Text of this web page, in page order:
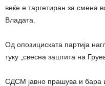
веќе е таргетиран за смена
Владата.
Од опозициската партија
туку „свесна заштита на
СДСМ јавно прашува и бара